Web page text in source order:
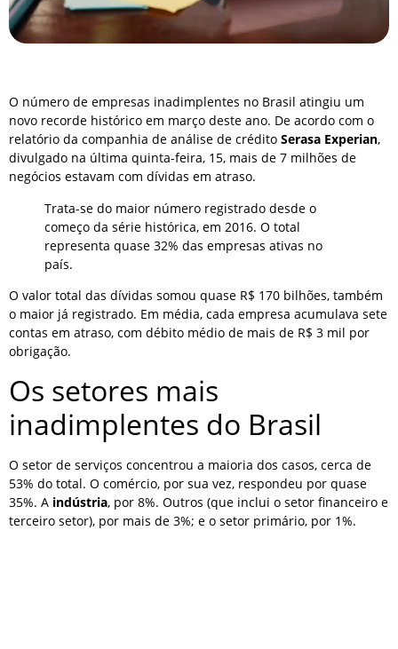
O número de empresas inadimplentes no Brasil atingiu um
novo recorde histórico em março deste ano. De acordo com o
relatório da companhia de análise de crédito Serasa Experian,
divulgado na última quinta-feira, 15, mais de 7 milhões de
negócios estavam com dívidas em atraso.
Trata-se do maior número registrado desde o
começo da série histórica, em 2016. O total
representa quase 32% das empresas ativas no
país.
O valor total das dívidas somou quase R$ 170 bilhões, também
o maior já registrado. Em média, cada empresa acumulava sete
contas em atraso, com débito médio de mais de R$ 3 mil por
obrigação.
Os setores mais
inadimplentes do Brasil
O setor de serviços concentrou a maioria dos casos, cerca de
53% do total. O comércio, por sua vez, respondeu por quase
35%. A indústria, por 8%. Outros (que inclui o setor financeiro e
terceiro setor), por mais de 3%; e o setor primário, por 1%.